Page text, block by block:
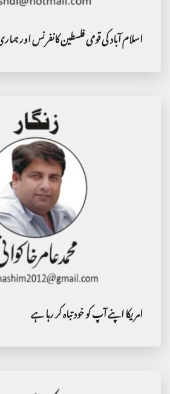
اسلام آباد کی قومی فلسطین کانفرنس اور
امریکا اپنے آپ کو خود تباہ کر رہا ہے